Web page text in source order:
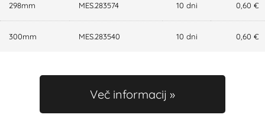
298mm MES.283574 10 dni 0,60 €
300mm MES.283540 10 dni 0,60 €
Več informacij